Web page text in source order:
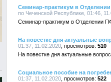
Семинар-практикум в
по Чеченской Республике, 01:46,
Семинар-практикум в Отделении
На повестке дня актуальные
01:37, 11.02.2020
510
На повестке дня актуальные
Социальное пособие на
01:37, 11.02.2020
522